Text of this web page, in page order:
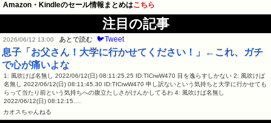
Amazon・Kindleのセール情報まとめはこちら
注目の記事
2026/06/12 13:00 あとで読む 🐦Tweet
息子「お父さん！大学に行かせてください！」←これ、ガチ
で心が痛いよな
1: 風吹けば名無し 2022/06/12(日) 08:11:25.25 ID:TICrwW470 目を逸らすしかない 2: 風吹けば
名無し 2022/06/12(日) 08:11:45.30 ID:TICrwW470 申し訳ないという気持ちと大学に行かせても
らって当たり前という気持ちへの腹立たしさがけんかしてるわ 4: 風吹けば名無し
2022/06/12(日) 08:12:15.…
カオスちゃんねる